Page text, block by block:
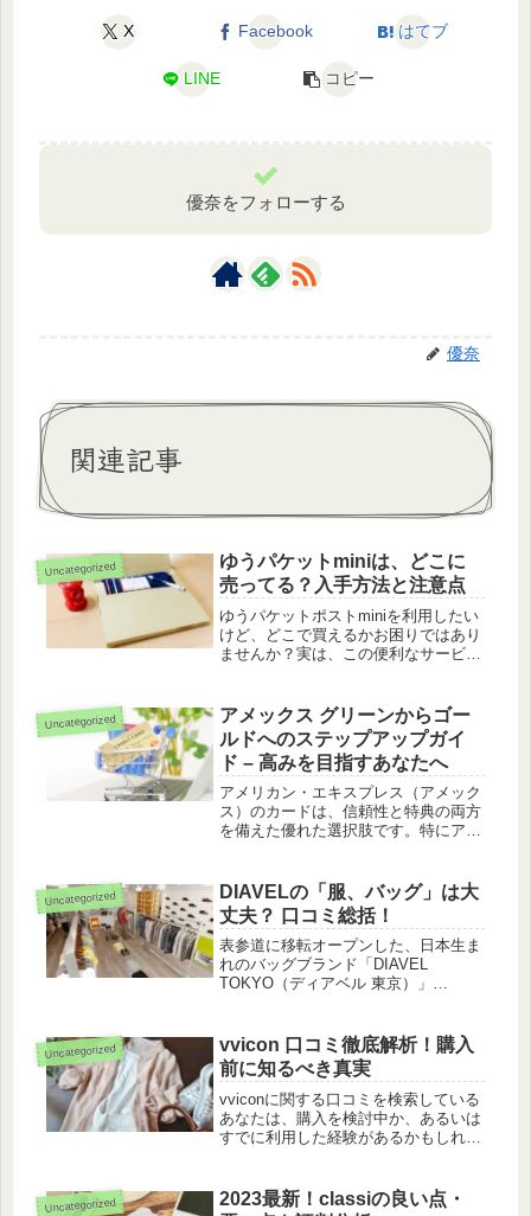
X Facebook はてブ
LINE コピー
優奈をフォローする
優奈
関連記事
Uncategorized
ゆうパケットminiは、どこに
売ってる？入手方法と注意点
ゆうパケットポストminiを利用したい
けど、どこで買えるかお困りではあり
ませんか？実は、この便利なサービス
ョップでは取り扱いがありません。
この記事では、ゆうパケットポス...
Uncategorized
アメックス グリーンからゴー
ルドへのステップアップガイ
ド – 高みを目指すあなたへ
アメリカン・エキスプレス（アメック
ス）のカードは、信頼性と特典の両方
を備えた優れた選択肢です。特にアメ
験を追求する人々にとって魅力的な存
在です。 この記事では、アメックス
の...
Uncategorized
DIAVELの「服、バッグ」は大
丈夫？ 口コミ総括！
表参道に移転オープンした、日本生ま
れのバッグブランド「DIAVEL
TOKYO（ディアベル 東京）」
ものが多いです。 ただ、「実際の口
コミはどうなのか」「安いけど品質
は...
Uncategorized
vvicon 口コミ徹底解析！購入
前に知るべき真実
vviconに関する口コミを検索している
あなたは、購入を検討中か、あるいは
すでに利用した経験があるかもしれま
散見されます。そこで、この記事で
Uncategorized
2023最新！classiの良い点・